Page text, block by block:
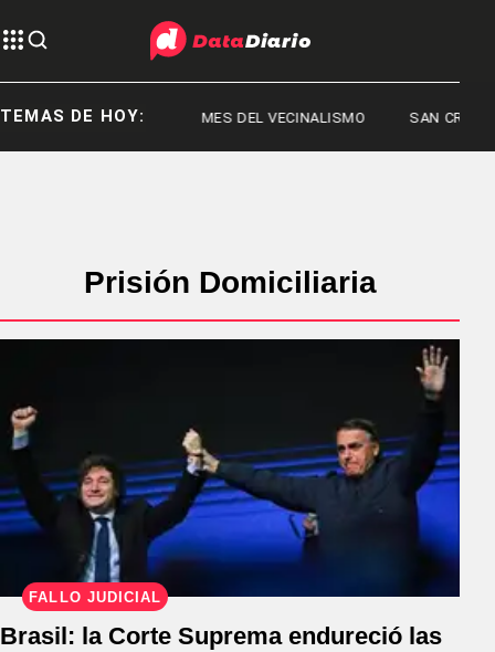
TEMAS DE HOY:
CÓRDOBA MES DEL VECINALISMO SAN CRISTÓBAL
Prisión Domiciliaria
FALLO JUDICIAL
Brasil: la Corte Suprema endureció las